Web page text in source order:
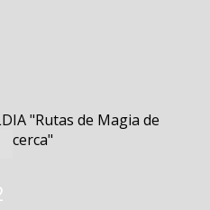
"Rutas de Magia de
cerca"